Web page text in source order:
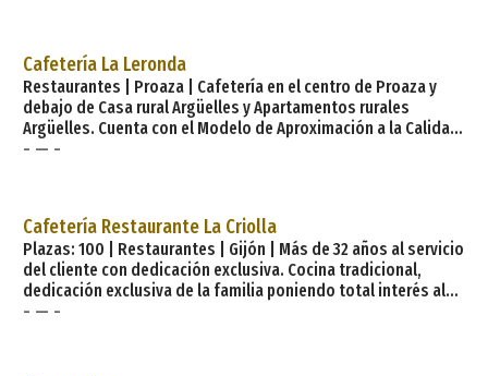
plaza def
Cafetería La Leronda
Restaurantes | Proaza | Cafetería en el centro de Proaza y
debajo de Casa rural Argüelles y Apartamentos rurales
Argüelles. Cuenta con el Modelo de Aproximación a la Calidad
Turística (MACT). Se puede comer: embutidos, coquetas,
Proaza, Palacio de los González Tuñón en Proaza, el
- — -
Cafetería Restaurante La Criolla
Plazas: 100 | Restaurantes | Gijón | Más de 32 años al servicio
del cliente con dedicación exclusiva. Cocina tradicional,
dedicación exclusiva de la familia poniendo total interés al
servicio del cliente. Local céntrico con amplia carta. Servicios:
- — -